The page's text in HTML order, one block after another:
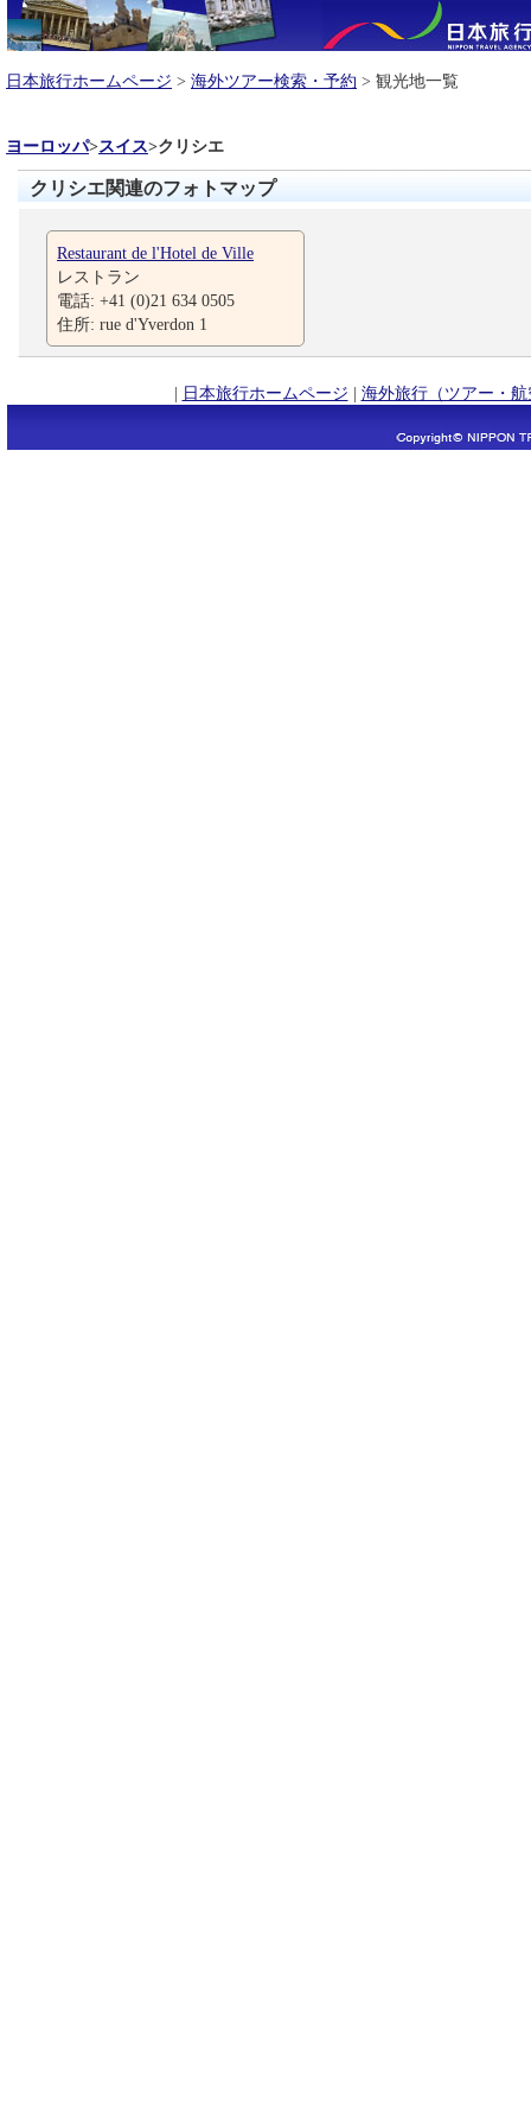
日本旅行ホームページ > 海外ツアー検索・予約 > 観光地一覧
ヨーロッパ>スイス>クリシエ
クリシエ関連のフォトマップ
Restaurant de l'Hotel de Ville
レストラン
電話: +41 (0)21 634 0505
住所: rue d'Yverdon 1
| 日本旅行ホームページ | 海外旅行（ツアー・航